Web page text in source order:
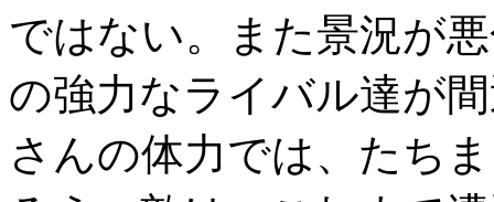
ではない。また景況が
の強力なライバル達が
さんの体力では、たち